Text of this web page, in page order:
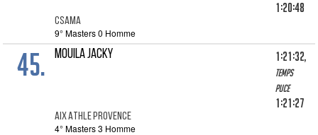
CSAMA
1:20:48
9° Masters 0 Homme
45. MOUILA JACKY
AIX ATHLE PROVENCE
1:21:32,
Temps
puce
1:21:27
4° Masters 3 Homme